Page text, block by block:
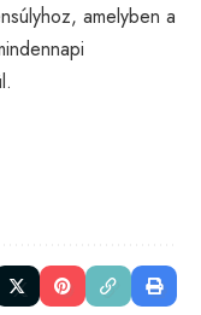
amelyben a